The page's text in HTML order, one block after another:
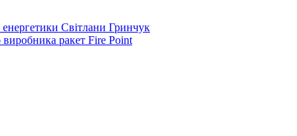
енергетики Світлани Гринчук
ракет Fire Point